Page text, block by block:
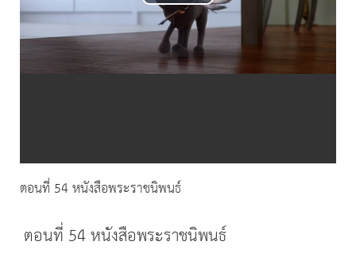
Video
ตอนที่ 54 หนังสือพระราชนิพนธ์
ตอนที่ 54 หนังสือพระราชนิพนธ์